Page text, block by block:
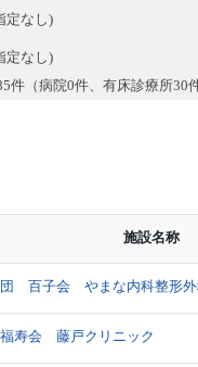
定なし)
定なし)
件（病院0件、有床診療所30
施設名称
団 百子会 やまな内科整形
寿会 藤戸クリニック